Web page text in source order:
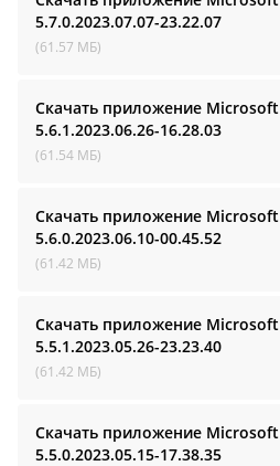
5.7.0.2023.07.07-23.22.07
(61.57 МБ)
Скачать приложение
5.6.1.2023.06.26-16.28.03
(61.54 МБ)
Скачать приложение
5.6.0.2023.06.10-00.45.52
(61.42 МБ)
Скачать приложение
5.5.1.2023.05.26-23.23.40
(61.42 МБ)
Скачать приложение
5.5.0.2023.05.15-17.38.35